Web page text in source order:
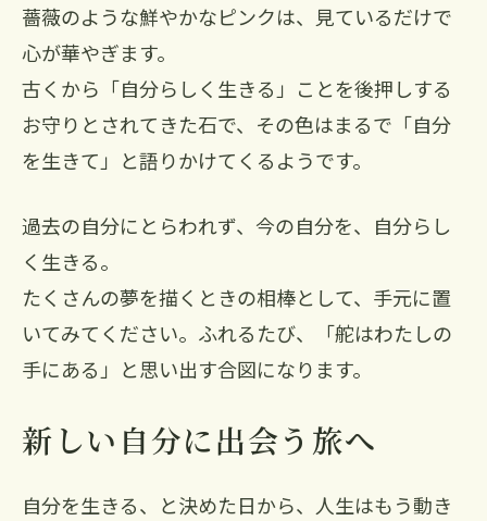
薔薇のような鮮やかなピンクは、見ているだけで
心が華やぎます。
古くから「自分らしく生きる」ことを後押しする
お守りとされてきた石で、その色はまるで「自分
を生きて」と語りかけてくるようです。
過去の自分にとらわれず、今の自分を、自分らし
く生きる。
たくさんの夢を描くときの相棒として、手元に置
いてみてください。ふれるたび、「舵はわたしの
手にある」と思い出す合図になります。
新しい自分に出会う旅へ
自分を生きる、と決めた日から、人生はもう動き